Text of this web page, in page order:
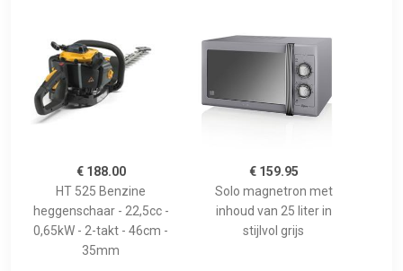
€ 188.00
HT 525 Benzine
heggenschaar - 22,5cc -
0,65kW - 2-takt - 46cm -
35mm
€ 159.95
Solo magnetron met
inhoud van 25 liter in
stijlvol grijs